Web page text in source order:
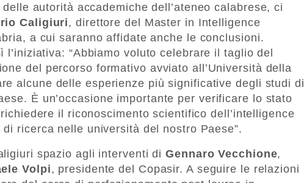
autorità accademiche dell’ateneo calabrese, ci
Caligiuri, direttore del Master in Intelligence
a cui saranno affidate anche le conclusioni.
l’iniziativa: “Abbiamo voluto celebrare il taglio del
del percorso formativo avviato all’Università della
alcune delle esperienze più significative degli studi di
È un’occasione importante per verificare lo stato
il riconoscimento scientifico dell’intelligence
ricerca nelle università del nostro Paese”.
spazio agli interventi diGennaro Vecchione,
Volpi, presidente del Copasir. A seguire le relazioni